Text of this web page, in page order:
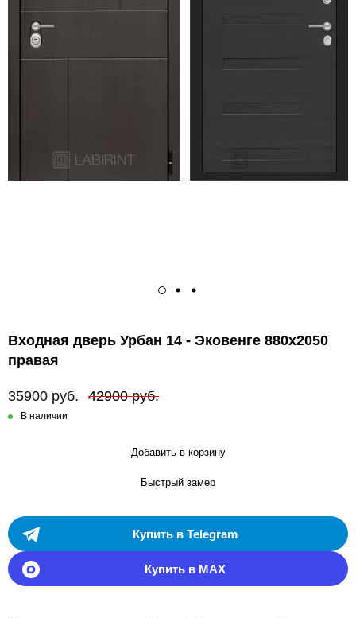
Входная дверь Урбан 14 - Эковенге 880х2050
правая
35900 руб. 42900 руб.
В наличии
Добавить в корзину
Быстрый замер
Купить в Telegram
Купить в MAX